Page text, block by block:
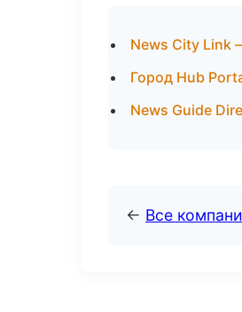
News City Link
Город Hub
News Guide
← Все